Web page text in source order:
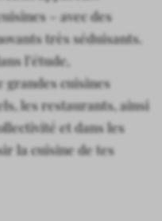
– avec des
très séduisants.
l’étude,
grandes cuisines
les restaurants, ainsi
et dans les
la cuisine de tes